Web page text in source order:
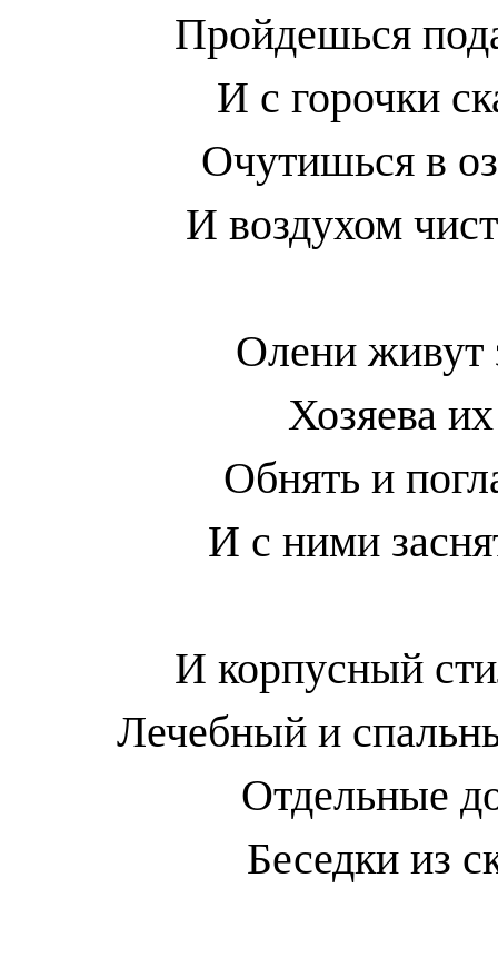
Пройдешься
И с горочки
Очутишься в
И воздухом
Олени живут
Хозяева
Обнять и
И с ними
И корпусный
Лечебный и
Отдельные
Беседки из